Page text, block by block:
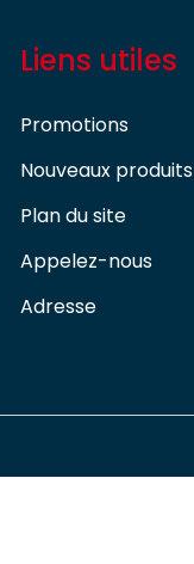
Liens utiles
Promotions
Nouveaux produits
Plan du site
Appelez-nous
Adresse